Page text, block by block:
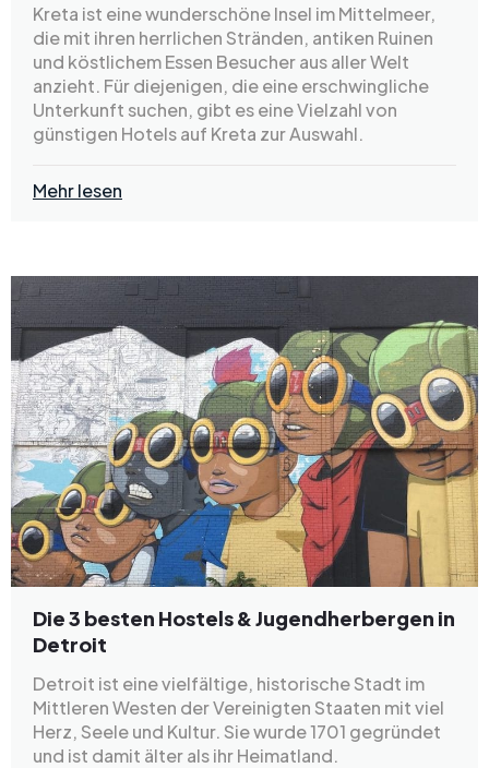
Kreta ist eine wunderschöne Insel im Mittelmeer,
die mit ihren herrlichen Stränden, antiken Ruinen
und köstlichem Essen Besucher aus aller Welt
anzieht. Für diejenigen, die eine erschwingliche
Unterkunft suchen, gibt es eine Vielzahl von
günstigen Hotels auf Kreta zur Auswahl.
Mehr lesen
Die 3 besten Hostels & Jugendherbergen in
Detroit
Detroit ist eine vielfältige, historische Stadt im
Mittleren Westen der Vereinigten Staaten mit viel
Herz, Seele und Kultur. Sie wurde 1701 gegründet
und ist damit älter als ihr Heimatland.